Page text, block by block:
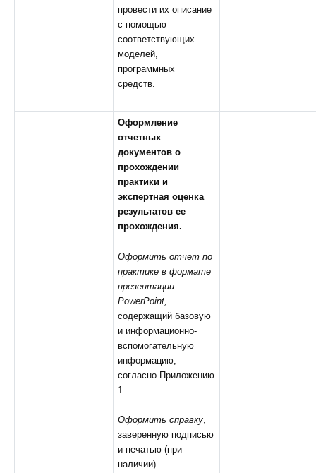
провести их описание
с помощью
соответствующих
моделей,
программных
средств.
Оформление
отчетных
документов о
прохождении
практики и
экспертная оценка
результатов ее
прохождения.
Оформить отчет по
практике в формате
презентации
PowerPoint,
содержащий базовую
и информационно-
вспомогательную
информацию,
согласно Приложению
1.
Оформить справку,
заверенную подписью
и печатью (при
наличии)